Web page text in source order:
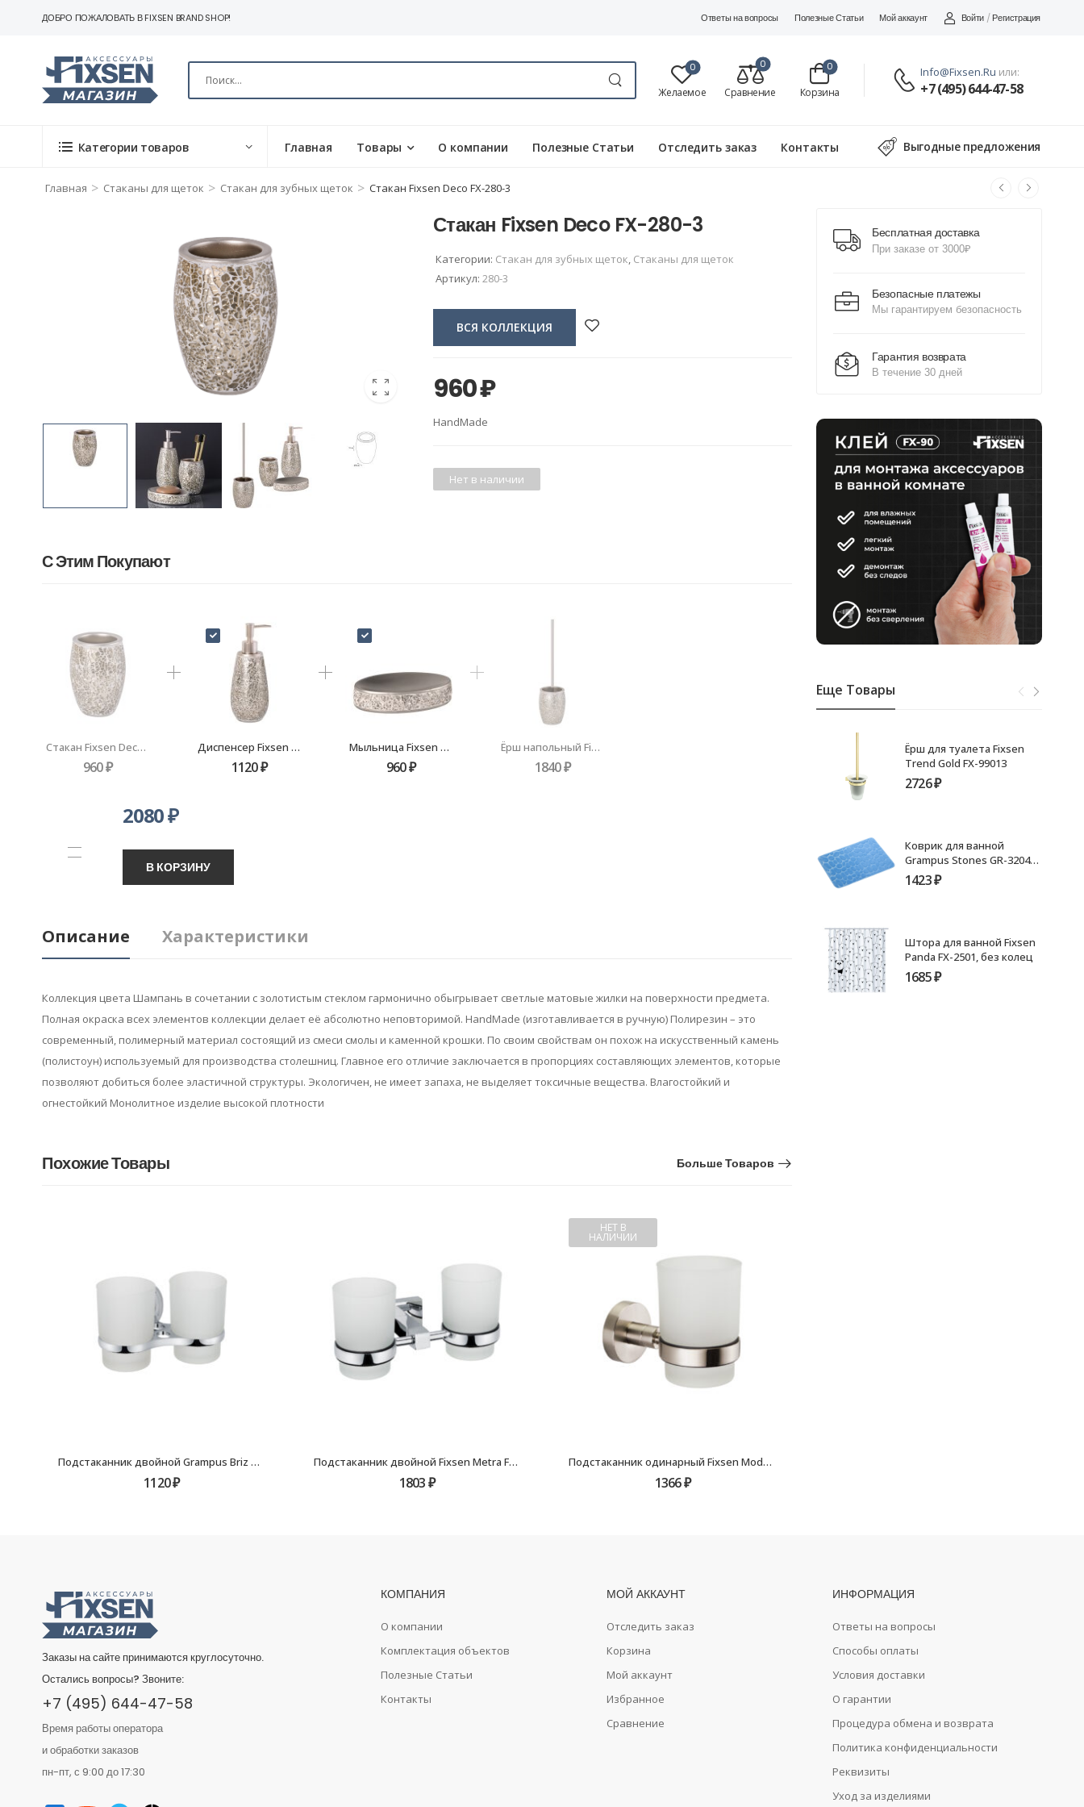
ДОБРО ПОЖАЛОВАТЬ В FIXSEN BRAND SHOP! Ответы на вопросы Полезные Статьи Мой аккаунт Войти / Регистрация
0
Желаемое
0
Сравнение Корзина
0 Info@fixsen.ru или:
+7 (495) 644-47-58
Категории товаров Главная Товары О компании Полезные Статьи Отследить заказ Контакты Выгодные предложения
Главная > Стаканы для щеток > Стакан для зубных щеток > Стакан Fixsen Deco FX-280-3
Бесплатная доставка
При заказе от 3000₽
Безопасные платежы
Мы гарантируем безопасность
Гарантия возврата
В течение 30 дней
Еще Товары
Ёрш для туалета Fixsen
Trend Gold FX-99013
2726₽
Коврик для ванной
Grampus Stones GR-3204C,
голубой, 50х80см
1423₽
Штора для ванной Fixsen
Panda FX-2501, без колец
1685₽
Стакан Fixsen Deco FX-280-3
Категории: Стакан для зубных щеток, Стаканы для щеток
Артикул: 280-3
ВСЯ КОЛЛЕКЦИЯ
960₽
HandMade
Нет в наличии
С Этим Покупают
Стакан Fixsen Deco FX-280-3
960₽
Диспенсер Fixsen Deco FX-280-1
1120₽
Мыльница Fixsen Deco FX-280-4
960₽
Ёрш напольный Fixsen Deco FX-280-5
1840₽
2080₽
В КОРЗИНУ
Описание Характеристики
Коллекция цвета Шампань в сочетании с золотистым стеклом гармонично обыгрывает светлые матовые жилки на поверхности предмета.
Полная окраска всех элементов коллекции делает её абсолютно неповторимой. HandMade (изготавливается в ручную) Полирезин – это
современный, полимерный материал состоящий из смеси смолы и каменной крошки. По своим свойствам он похож на искусственный камень
(полистоун) используемый для производства столешниц. Главное его отличие заключается в пропорциях составляющих элементов, которые
позволяют добиться более эластичной структуры. Экологичен, не имеет запаха, не выделяет токсичные вещества. Влагостойкий и
огнестойкий Монолитное изделие высокой плотности
Похожие Товары Больше Товаров
Подстаканник двойной Grampus Briz GR-3007
1120₽
Подстаканник двойной Fixsen Metra FX-11107
1803₽
НЕТ В
НАЛИЧИИ
Подстаканник одинарный Fixsen Modern FX-51506
1366₽
Заказы на сайте принимаются круглосуточно.
Остались вопросы? Звоните:
+7 (495) 644-47-58
Время работы оператора
и обработки заказов
пн-пт, с 9:00 до 17:30
КОМПАНИЯ
О компании
Комплектация объектов
Полезные Статьи
Контакты
МОЙ АККАУНТ
Отследить заказ
Корзина
Мой аккаунт
Избранное
Сравнение
ИНФОРМАЦИЯ
Ответы на вопросы
Способы оплаты
Условия доставки
О гарантии
Процедура обмена и возврата
Политика конфиденциальности
Реквизиты
Уход за изделиями